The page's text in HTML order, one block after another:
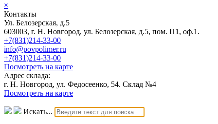
×
Контакты
Ул. Белозерская, д.5
603003, г. Н. Новгород, ул. Белозерская, д.5, пом. П1, оф.1.
+7(831)214-33-00
info@povpolimer.ru
+7(831)214-33-00
Посмотреть на карте
Адрес склада:
г. Н. Новгород, ул. Федосеенко, 54. Склад №4
Посмотреть на карте
Искать...